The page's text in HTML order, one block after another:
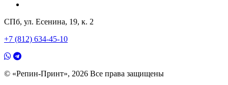
СПб, ул. Есенина, 19, к. 2
+7 (812) 634-45-10
© «Репин-Принт», 2026 Все права защищены